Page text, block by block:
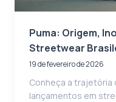
Puma: Origem,
Streetwear
19 de fevereiro de 2026
Conheça a trajetória
lançamentos em